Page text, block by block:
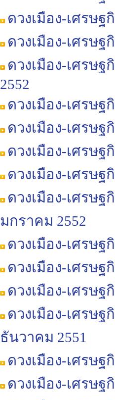
ดวงเมือง-เศรษ
ดวงเมือง-เศรษ
ดวงเมือง-เศรษ
2552
ดวงเมือง-เศรษ
ดวงเมือง-เศรษ
ดวงเมือง-เศรษ
ดวงเมือง-เศรษ
ดวงเมือง-เศรษ
มกราคม 2552
ดวงเมือง-เศรษ
ดวงเมือง-เศรษ
ดวงเมือง-เศรษ
ดวงเมือง-เศรษ
ธันวาคม 2551
ดวงเมือง-เศรษ
ดวงเมือง-เศรษ